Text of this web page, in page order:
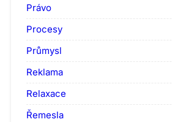
Právo
Procesy
Průmysl
Reklama
Relaxace
Řemesla